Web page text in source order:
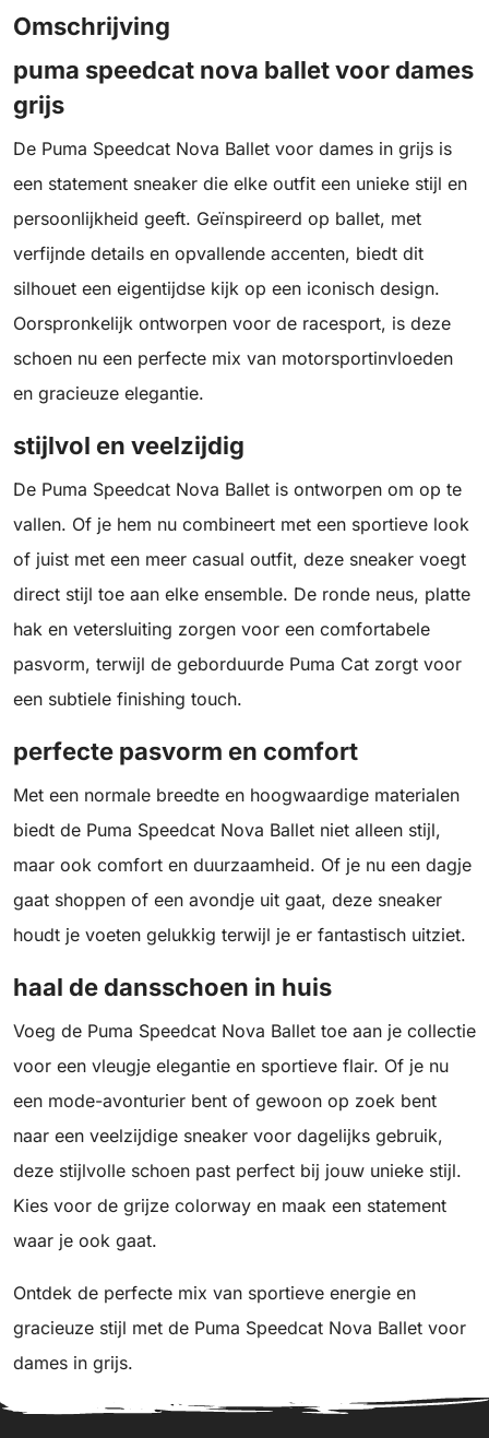
Omschrijving
puma speedcat nova ballet voor dames
grijs
De Puma Speedcat Nova Ballet voor dames in grijs is
een statement sneaker die elke outfit een unieke stijl en
persoonlijkheid geeft. Geïnspireerd op ballet, met
verfijnde details en opvallende accenten, biedt dit
silhouet een eigentijdse kijk op een iconisch design.
Oorspronkelijk ontworpen voor de racesport, is deze
schoen nu een perfecte mix van motorsportinvloeden
en gracieuze elegantie.
stijlvol en veelzijdig
De Puma Speedcat Nova Ballet is ontworpen om op te
vallen. Of je hem nu combineert met een sportieve look
of juist met een meer casual outfit, deze sneaker voegt
direct stijl toe aan elke ensemble. De ronde neus, platte
hak en vetersluiting zorgen voor een comfortabele
pasvorm, terwijl de geborduurde Puma Cat zorgt voor
een subtiele finishing touch.
perfecte pasvorm en comfort
Met een normale breedte en hoogwaardige materialen
biedt de Puma Speedcat Nova Ballet niet alleen stijl,
maar ook comfort en duurzaamheid. Of je nu een dagje
gaat shoppen of een avondje uit gaat, deze sneaker
houdt je voeten gelukkig terwijl je er fantastisch uitziet.
haal de dansschoen in huis
Voeg de Puma Speedcat Nova Ballet toe aan je collectie
voor een vleugje elegantie en sportieve flair. Of je nu
een mode-avonturier bent of gewoon op zoek bent
naar een veelzijdige sneaker voor dagelijks gebruik,
deze stijlvolle schoen past perfect bij jouw unieke stijl.
Kies voor de grijze colorway en maak een statement
waar je ook gaat.
Ontdek de perfecte mix van sportieve energie en
gracieuze stijl met de Puma Speedcat Nova Ballet voor
dames in grijs.